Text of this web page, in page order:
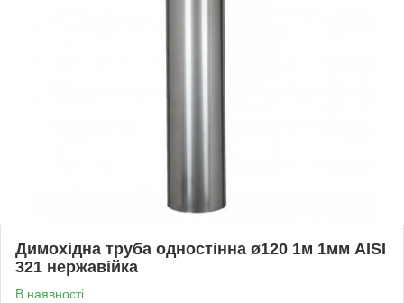
Димохідна труба одностінна ø120 1м 1мм AISI
321 нержавійка
В наявності